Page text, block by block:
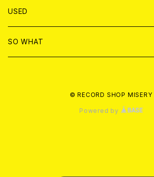
T-SHIRT & WEAR
DVD
BADGE
PATCH
USED
書籍
SO WHAT
© RECORD SHOP MISERY
Powered by